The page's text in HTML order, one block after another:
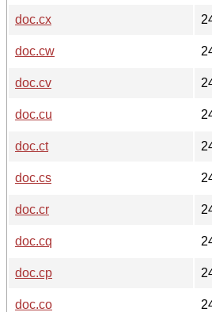
doc.cx
doc.cw
doc.cv
doc.cu
doc.ct
doc.cs
doc.cr
doc.cq
doc.cp
doc.co